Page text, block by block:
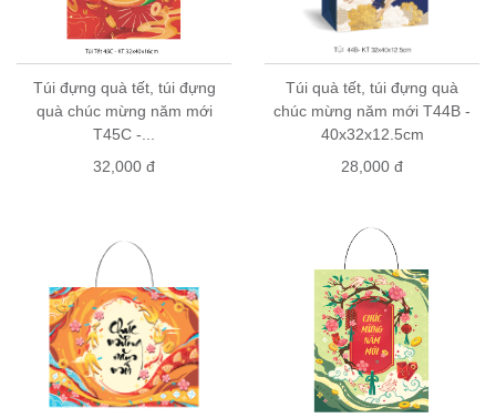
Túi đựng quà tết, túi đựng
quà chúc mừng năm mới
T45C -...
32,000 đ
Túi quà tết, túi đựng quà
chúc mừng năm mới T44B -
40x32x12.5cm
28,000 đ